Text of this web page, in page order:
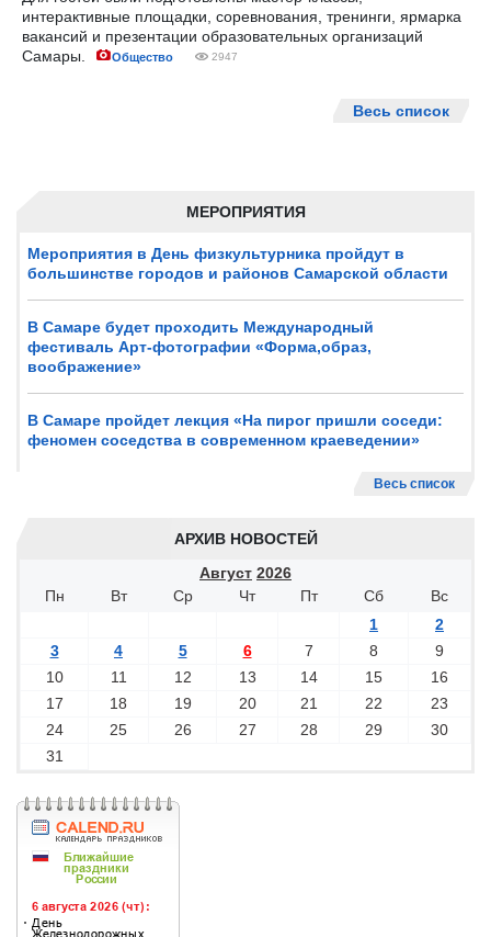
МЕРОПРИЯТИЯ
Мероприятия в День физкультурника пройдут в
большинстве городов и районов Самарской области
В Самаре будет проходить Международный
фестиваль Арт-фотографии «Форма,образ,
воображение»
В Самаре пройдет лекция «На пирог пришли соседи:
феномен соседства в современном краеведении»
Весь список
АРХИВ НОВОСТЕЙ
Август 2026
Пн
Вт Ср Чт Пт Сб
Вс
1
2
3
4 5 6 7 8
9
10
11 12 13 14 15
16
17
18 19 20 21 22
23
24
25 26 27 28 29
30
31
интерактивные площадки, соревнования, тренинги, ярмарка
вакансий и презентации образовательных организаций
Самары.
Общество 2947
Весь список